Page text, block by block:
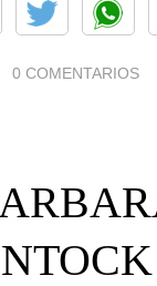
0 COMENTARIOS